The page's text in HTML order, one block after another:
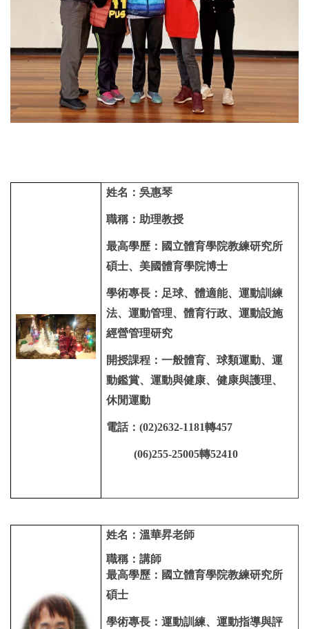
姓名：吳惠琴
職稱：助理教授
最高學歷：國立體育學院教練研究所
碩士、美國體育學院博士
學術專長：足球、體適能、運動訓練
法、運動管理、體育行政、運動設施
經營管理研究
開授課程：一般體育、球類運動、運
動鑑賞、運動與健康、健康與護理、
休閒運動
電話：(02)2632-1181轉457
(06)255-25005轉52410
姓名：溫華昇老師
職稱：講師
最高學歷：國立體育學院教練研究所
碩士
學術專長：運動訓練、運動指導與評